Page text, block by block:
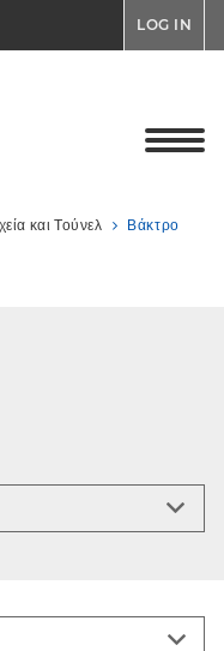
LOG IN
και Τούνελ
Βάκτρο